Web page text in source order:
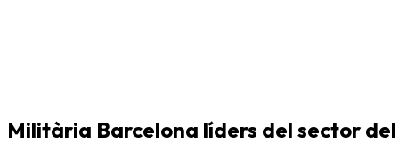
Militària Barcelona líders del sector del